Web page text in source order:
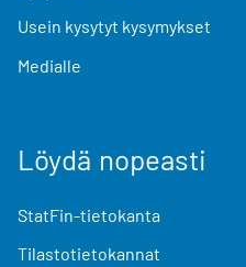
Usein kysytyt kysymykset
Medialle
Löydä nopeasti
StatFin-tietokanta
Tilastotietokannat